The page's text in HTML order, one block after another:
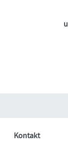
Kontakt